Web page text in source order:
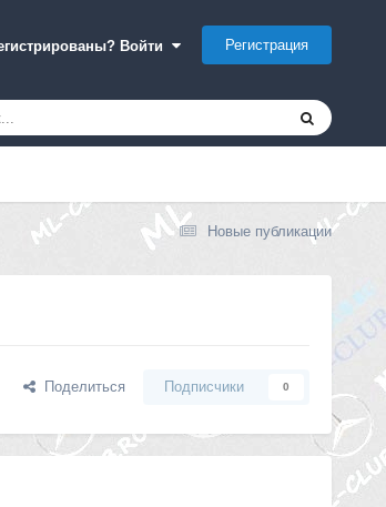
Войти Регистрация
Новые публикации
Поделиться Подписчики 0